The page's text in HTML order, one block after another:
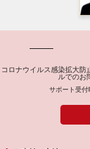
コロナウイルス感染拡大防
ルでのお
サポート受